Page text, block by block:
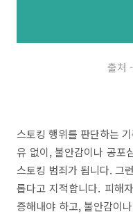
출처
스토킹 행위를 판단하는
유 없이, 불안감이나 공포
스토킹 범죄가 됩니다. 그
롭다고 지적합니다. 피해
증해내야 하고, 불안감이